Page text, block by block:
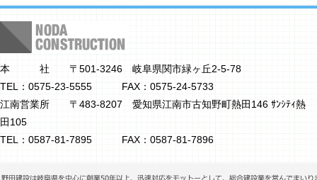
本 社 〒501-3246 岐阜県関市緑ヶ丘2-5-78
TEL：0575-23-5555 FAX：0575-24-5733
江南営業所 〒483-8207 愛知県江南市古知野町熱田146 ｻﾝｼﾃｨ熱
田105
TEL：0587-81-7895 FAX：0587-81-7896